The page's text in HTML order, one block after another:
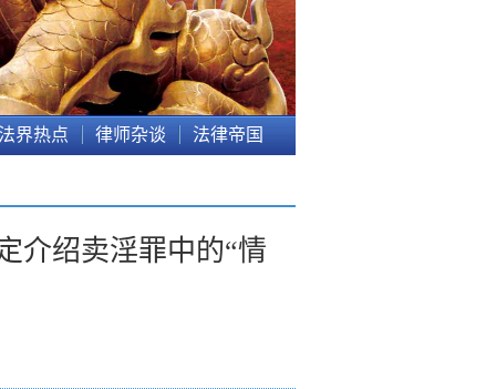
界热点 律师杂谈 法律帝国
介绍卖淫罪中的“情